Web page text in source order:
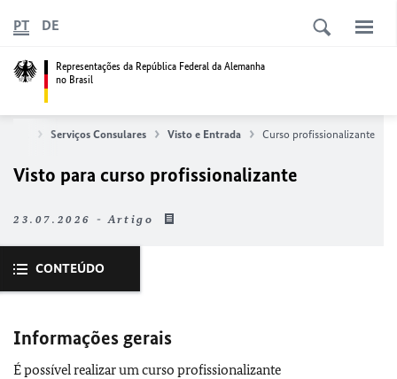
Representações da República Federal da Alemanha
no Brasil
PT DE
Serviços Consulares Visto e Entrada Curso profissionalizante
Visto para curso profissionalizante
23.07.2026 - Artigo
CONTEÚDO
Informações gerais
É possível realizar um curso profissionalizante